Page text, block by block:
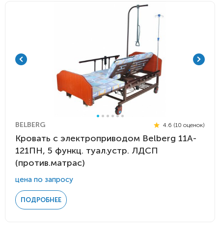
BELBERG 4.6 (10 оценок)
Кровать с электроприводом Belberg 11A-
121ПН, 5 функц. туал.устр. ЛДСП
(против.матрас)
цена по запросу
ПОДРОБНЕЕ